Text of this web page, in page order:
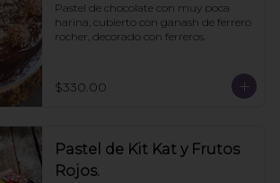
Pastel de chocolate con muy poca
harina, cubierto con ganash de ferrero
rocher, decorado con ferreros.
$330.00
Pastel de Kit Kat y Frutos
Rojos.